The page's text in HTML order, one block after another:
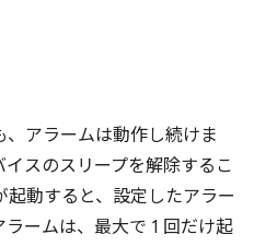
アラームは動作し続けま
スのスリープを解除するこ
動すると、設定したアラー
ームは、最大で 1 回だけ起